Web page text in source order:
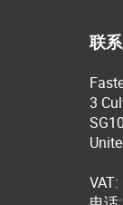
联
3